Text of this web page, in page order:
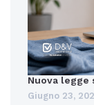
Nuova
Giugno 23,